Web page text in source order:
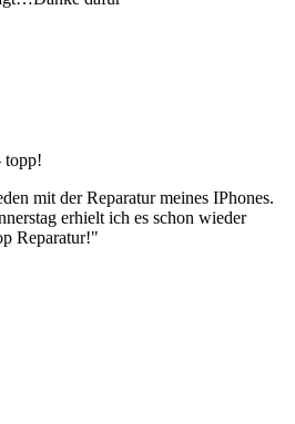
topp!
mit der Reparatur meines IPhones.
erhielt ich es schon wieder
Reparatur!"